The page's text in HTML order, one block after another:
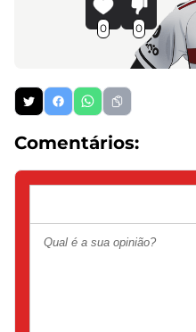
0 0
Comentários: